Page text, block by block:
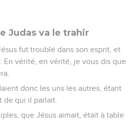
Judas va le trahir
fut troublé dans son esprit, et
vérité, en vérité, je vous dis que
donc les uns les autres, étant
de qui il parlait.
que Jésus aimait, était à table